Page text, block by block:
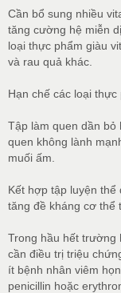
Cần bổ sung nhiều
tăng cường hệ miễn
loại thực phẩm giàu
và rau quả khác.
Hạn chế các loại thực
Tập làm quen dần
quen không lành
muối ấm.
Kết hợp tập luyện
tăng đề kháng cơ thể
Trong hầu hết trường
cần điều trị triệu
ít bệnh nhân viêm
penicillin hoặc